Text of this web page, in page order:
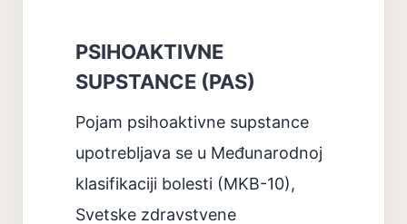
PSIHOAKTIVNE
SUPSTANCE (PAS)
Pojam psihoaktivne supstance
upotrebljava se u Međunarodnoj
klasifikaciji bolesti (MKB-10),
Svetske zdravstvene